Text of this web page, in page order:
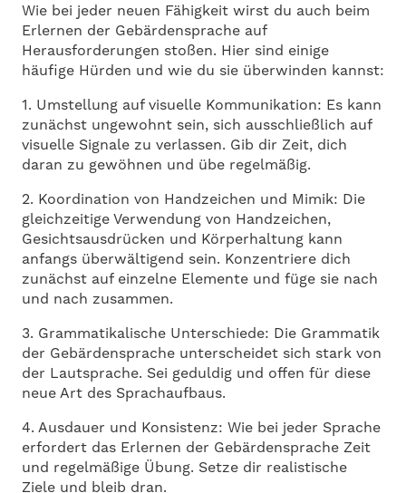
Wie bei jeder neuen Fähigkeit wirst du auch beim
Erlernen der Gebärdensprache auf
Herausforderungen stoßen. Hier sind einige
häufige Hürden und wie du sie überwinden kannst:
1. Umstellung auf visuelle Kommunikation: Es kann
zunächst ungewohnt sein, sich ausschließlich auf
visuelle Signale zu verlassen. Gib dir Zeit, dich
daran zu gewöhnen und übe regelmäßig.
2. Koordination von Handzeichen und Mimik: Die
gleichzeitige Verwendung von Handzeichen,
Gesichtsausdrücken und Körperhaltung kann
anfangs überwältigend sein. Konzentriere dich
zunächst auf einzelne Elemente und füge sie nach
und nach zusammen.
3. Grammatikalische Unterschiede: Die Grammatik
der Gebärdensprache unterscheidet sich stark von
der Lautsprache. Sei geduldig und offen für diese
neue Art des Sprachaufbaus.
4. Ausdauer und Konsistenz: Wie bei jeder Sprache
erfordert das Erlernen der Gebärdensprache Zeit
und regelmäßige Übung. Setze dir realistische
Ziele und bleib dran.